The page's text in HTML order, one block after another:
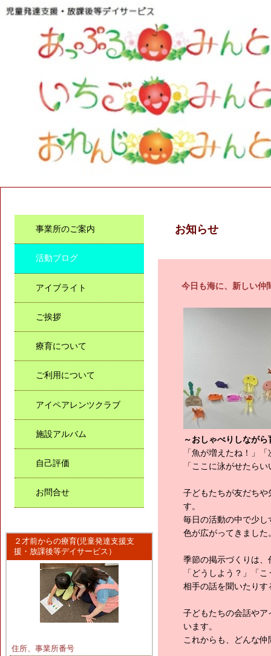
お知らせ
今日も海に、新しい仲
～おしゃべりしなが
「魚が増えたね！」
「ここに泳がせたら
子どもたちが友だち
す。
毎日の活動の中で少
色が広がってきました
季節の掲示づくりは
「どうしよう？」「
相手の話を聞いたり
子どもたちの会話や
います。
これからも、どんな
事業所のご案内
活動ブログ
アイブライト
ご挨拶
療育について
ご利用について
アイペアレンツクラブ
施設アルバム
自己評価
お問合せ
２才前からの療育(児童発達支援支
援・放課後等デイサービス）
住所、事業所番号